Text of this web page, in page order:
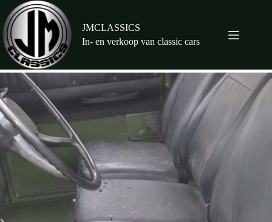
naar
de
inhoud
JMCLASSICS
In- en verkoop van classic cars